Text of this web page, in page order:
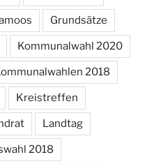
Grundsätze
Kommunalwahl 2020
2018
Kreistreffen
Landtag
2018